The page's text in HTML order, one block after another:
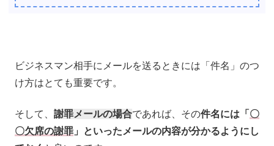
ビジネスマン相手にメールを送るときには「件名」のつ
け方はとても重要です。
そして、 謝罪メールの場合であれば、その件名には「 〇
〇欠席の謝罪 」といったメールの内容が分かるようにし